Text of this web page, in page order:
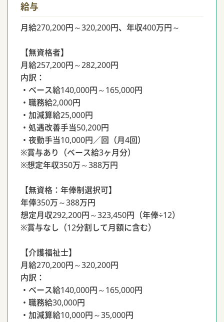
給与
月給270,200円～320,200円、年収400万円～
【無資格者】
月給257,200円～282,200円
内訳：
・ベース給140,000円～165,000円
・職務給2,000円
・加減算給25,000円
・処遇改善手当50,200円
・夜勤手当10,000円／回（月4回）
※賞与あり（ベース給3ヶ月分）
※想定年収350万～388万円
【無資格：年俸制選択可】
年俸350万～388万円
想定月収292,200円～323,450円（年俸÷12）
※賞与なし（12分割して月額に含む）
【介護福祉士】
月給270,200円～320,200円
内訳：
・ベース給140,000円～165,000円
・職務給30,000円
・加減算給10,000円～35,000円